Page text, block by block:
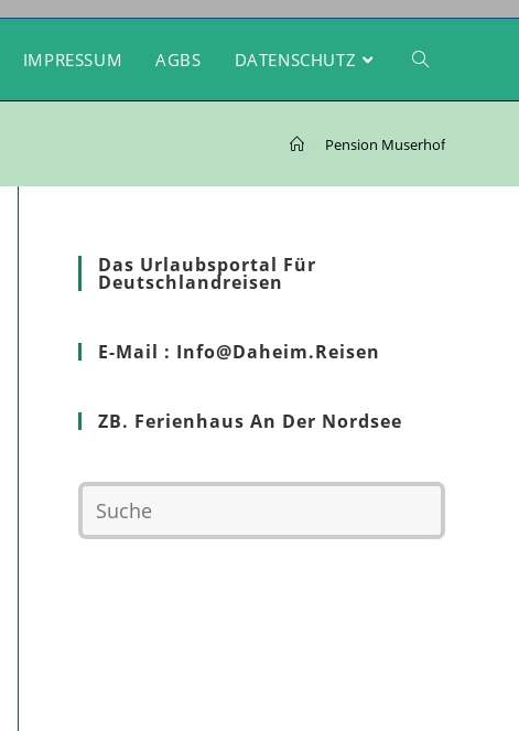
IMPRESSUM AGBS DATENSCHUTZ
Pension Muserhof
Das Urlaubsportal Für
Deutschlandreisen
E-Mail : Info@Daheim.Reisen
ZB. Ferienhaus An Der Nordsee